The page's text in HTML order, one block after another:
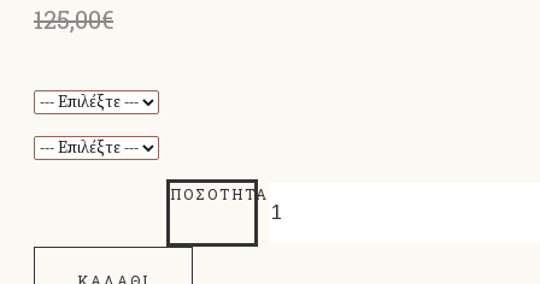
125,00€
ΠΟΣΌΤΗΤΑ